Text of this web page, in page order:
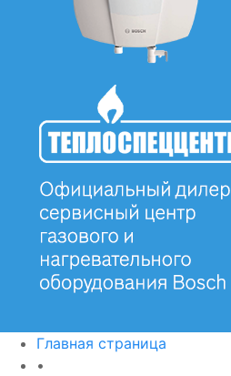
Главная страница
•